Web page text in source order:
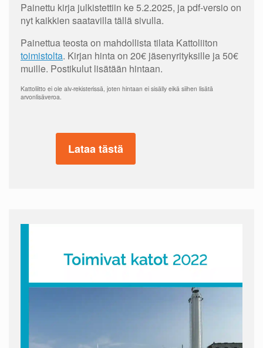
Painettu kirja julkistettiin ke 5.2.2025, ja pdf-versio on
nyt kaikkien saatavilla tällä sivulla.
Painettua teosta on mahdollista tilata Kattoliiton
toimistolta. Kirjan hinta on 20€ jäsenyrityksille ja 50€
muille. Postikulut lisätään hintaan.
Kattoliitto ei ole alv-rekisterissä, joten hintaan ei sisälly eikä siihen lisätä
arvonlisäveroa.
Lataa tästä